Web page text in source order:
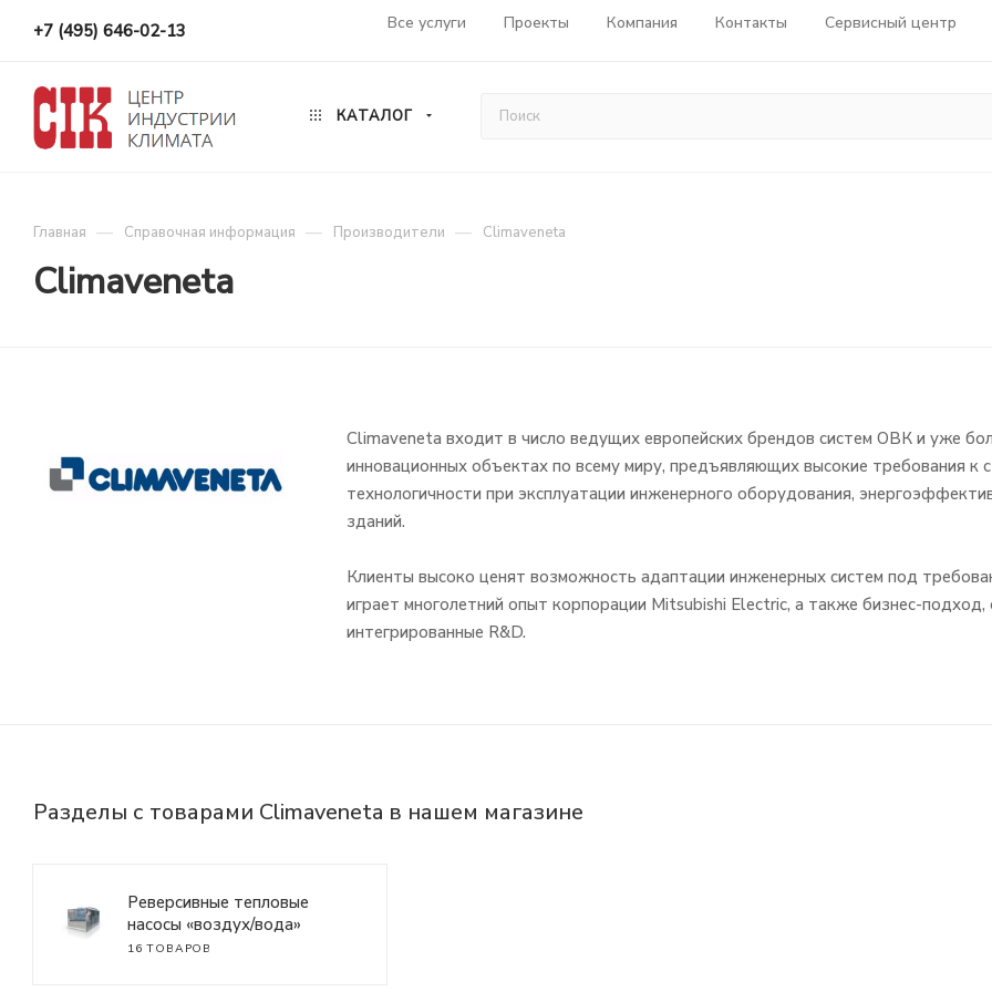
+7 (495) 646-02-13 Все услуги Проекты Компания Контакты Сервисный центр
КАТАЛОГ
Главная — Справочная информация — Производители — Climaveneta
Climaveneta
Climaveneta входит в число ведущих европейских брендов систем ОВК и уже
инновационных объектах по всему миру, предъявляющих высокие требования к
технологичности при эксплуатации инженерного оборудования,
зданий.
Клиенты высоко ценят возможность адаптации инженерных систем под
играет многолетний опыт корпорации Mitsubishi Electric, а также бизнес-подход,
интегрированные R&D.
Разделы с товарами Climaveneta в нашем магазине
Реверсивные тепловые
насосы «воздух/вода»
16 ТОВАРОВ